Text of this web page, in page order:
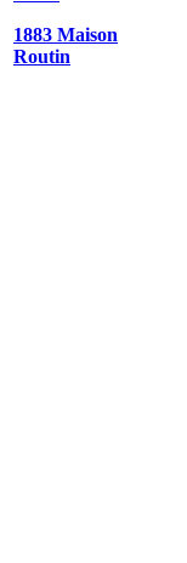
1883 Maison
Routin